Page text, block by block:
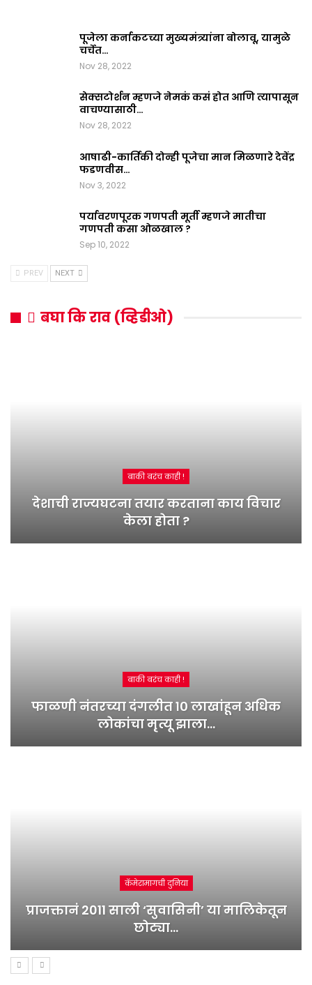
पूजेला कर्नाकटच्या मुख्यमंत्र्यांना बोलावू, यामुळे
चर्चेत…
Nov 28, 2022
सेक्सटोर्शन म्हणजे नेमकं कसं होत आणि त्यापासून
वाचण्यासाठी…
Nov 28, 2022
आषाढी-कार्तिकी दोन्ही पूजेचा मान मिळणारे देवेंद्र
फडणवीस…
Nov 3, 2022
पर्यावरणपूरक गणपती मूर्ती म्हणजे मातीचा
गणपती कसा ओळखाल ?
Sep 10, 2022
PREV NEXT
बघा कि राव (व्हिडीओ)
बाकी बरंच काही !
देशाची राज्यघटना तयार करताना काय विचार
केला होता ?
बाकी बरंच काही !
फाळणी नंतरच्या दंगलीत १० लाखांहून अधिक
लोकांचा मृत्यू झाला…
कॅमेरामागची दुनिया
प्राजक्तानं 2011 साली ‘सुवासिनी’ या मालिकेतून
छोट्या…